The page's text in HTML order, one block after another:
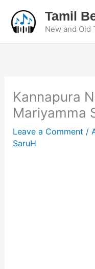
content
Tamil
New and Old
Kannapura
Mariyamma
Leave a Comment /
SaruH